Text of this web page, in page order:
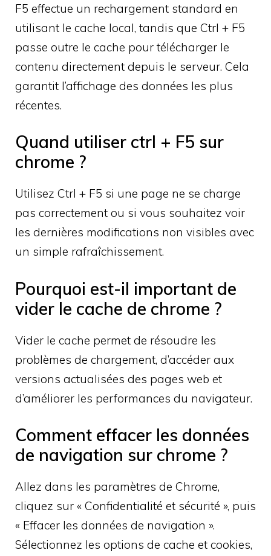
F5 effectue un rechargement standard en
utilisant le cache local, tandis que Ctrl + F5
passe outre le cache pour télécharger le
contenu directement depuis le serveur. Cela
garantit l’affichage des données les plus
récentes.
Quand utiliser ctrl + F5 sur
chrome ?
Utilisez Ctrl + F5 si une page ne se charge
pas correctement ou si vous souhaitez voir
les dernières modifications non visibles avec
un simple rafraîchissement.
Pourquoi est-il important de
vider le cache de chrome ?
Vider le cache permet de résoudre les
problèmes de chargement, d’accéder aux
versions actualisées des pages web et
d’améliorer les performances du navigateur.
Comment effacer les données
de navigation sur chrome ?
Allez dans les paramètres de Chrome,
cliquez sur « Confidentialité et sécurité », puis
« Effacer les données de navigation ».
Sélectionnez les options de cache et cookies,